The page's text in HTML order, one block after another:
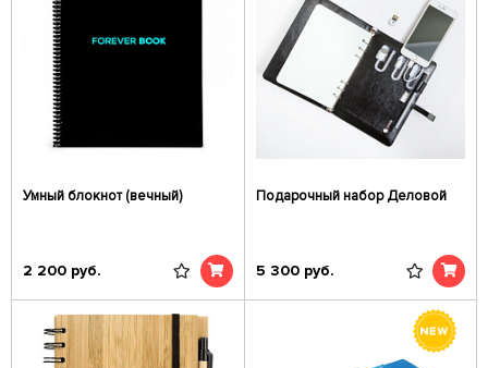
Умный блокнот (вечный)
2 200 руб.
Подарочный набор Деловой
5 300 руб.